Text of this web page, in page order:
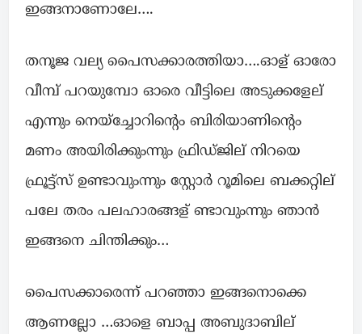
ഇങ്ങനാണോലേ….
തനൂജ വല്യ പൈസക്കാരത്തിയാ….ഓള് ഓരോ
വീമ്പ് പറയുമ്പോ ഓരെ വീട്ടിലെ അടുക്കളേല്
എന്നും നെയ്ച്ചോറിൻ്റെം ബിരിയാണിൻ്റെം
മണം അയിരിക്കുംന്നും ഫ്രിഡ്ജില് നിറയെ
ഫ്രൂട്ട്സ് ഉണ്ടാവുംന്നും സ്റ്റോർ റൂമിലെ ബക്കറ്റില്
പലേ തരം പലഹാരങ്ങള് ണ്ടാവുംന്നും ഞാൻ
ഇങ്ങനെ ചിന്തിക്കും…
പൈസക്കാരെന്ന് പറഞ്ഞാ ഇങ്ങനൊക്കെ
ആണല്ലോ …ഓളെ ബാപ്പ അബുദാബില്